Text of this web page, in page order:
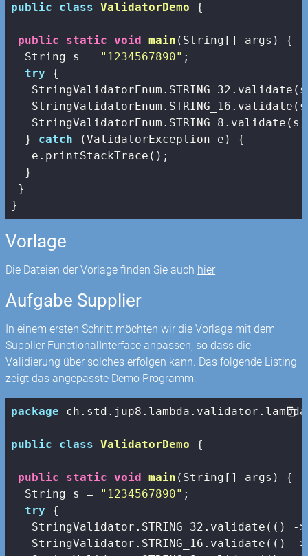
public class ValidatorDemo {
public static void main (String[] args)
{
  String s =
"1234567890" ;
try {
  }
catch (ValidatorException e) {
   e.printStackTrace();
  }
}
}
Vorlage
Die Dateien der Vorlage finden Sie auch hier
Aufgabe Supplier
In einem ersten Schritt möchten wir die Vorlage mit dem
Supplier FunctionalInterface anpassen, so dass die
Validierung über solches erfolgen kann. Das folgende Listing
zeigt das angepasste Demo Programm:
package
public class ValidatorDemo {
public static void main (String[] args)
{
  String s =
"1234567890" ;
try {
StringValidator.STRING_32.validate(() -
StringValidator.STRING_16.validate(() -